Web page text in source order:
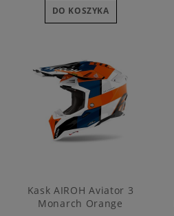
DO KOSZYKA
Kask AIROH Aviator 3
Monarch Orange